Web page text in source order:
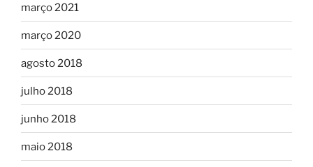
março 2021
março 2020
agosto 2018
julho 2018
junho 2018
maio 2018